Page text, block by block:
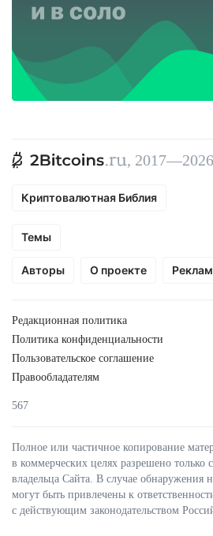
, 2017—2026
Криптовалютная Библия
Темы
Авторы О проекте
Редакционная политика
Политика конфиденциальности
Пользовательское соглашение
Правообладателям
567
Полное или частичное копирование
в коммерческих целях разрешено только
владельца Сайта. В случае
могут быть привлечены к
с действующим законодательством